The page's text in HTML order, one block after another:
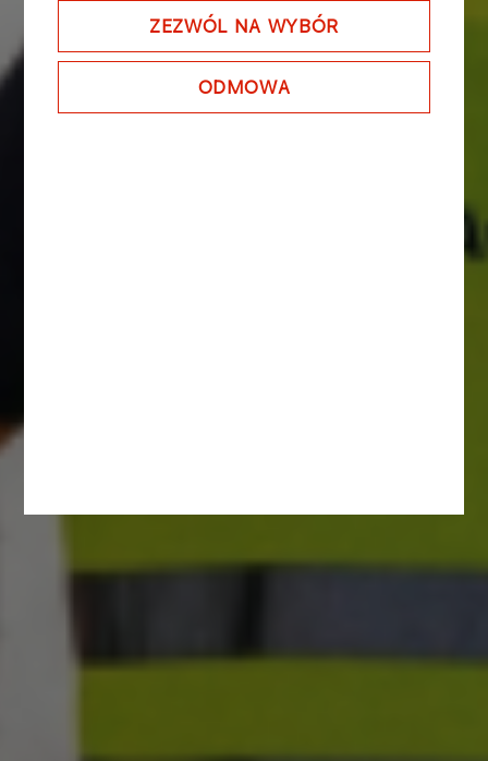
ZEZWÓL NA WYBÓR
ODMOWA